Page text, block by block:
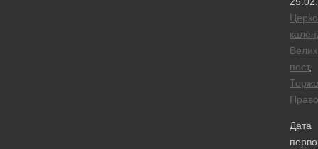
пост,
Дата